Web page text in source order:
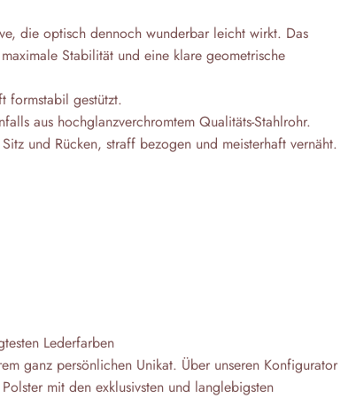
die optisch dennoch wunderbar leicht wirkt. Das
Stabilität und eine klare geometrische
formstabil gestützt.
aus hochglanzverchromtem Qualitäts-Stahlrohr.
und Rücken, straff bezogen und meisterhaft vernäht.
Lederfarben
ganz persönlichen Unikat. Über unseren Konfigurator
mit den exklusivsten und langlebigsten